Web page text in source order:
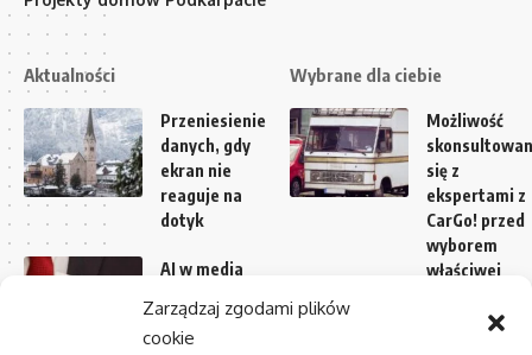
Zarządzaj zgodami plików
cookie
Aktualności
Przeniesienie
danych, gdy
ekran nie
reaguje na
dotyk
AI w media
zastosowania
i
Wybrane dla ciebie
Możliwość
się z
ekspertami z
CarGo! przed
wyborem
właściwej
kempingowej